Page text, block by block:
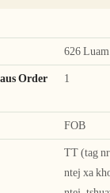
626
Order
1
FOB
TT (tag
ntej xa